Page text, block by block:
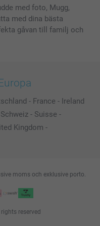
med foto, Mugg,
med dina bästa
gåvan till familj och
- France - Ireland
Schweiz - Suisse -
Kingdom -
reserved
moms och exklusive porto.